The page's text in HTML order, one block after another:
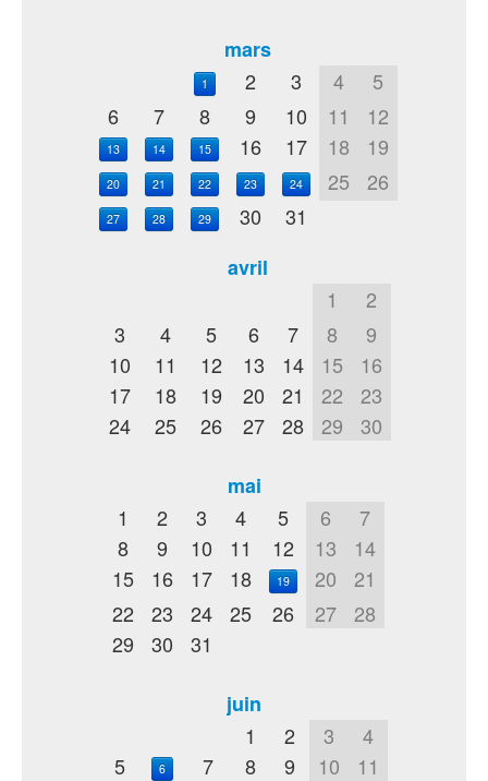
mars
1 2 3 4
5
6
7 8 9 10 11 12
13 14 15 16 17 18 19
20 21 22 23 24 25 26
27 28 29 30
31
avril
1
2
3
4 5 6 7 8
9
10
11 12 13 14 15
16
17
18 19 20 21 22
23
24
25 26 27 28 29 30
mai
1
2 3 4 5 6
7
8
9 10 11 12 13
14
15
16 17 18 19 20
21
22
23 24 25 26 27
28
29
30 31
juin
1
2 3
4
5
6 7 8 9 10
11